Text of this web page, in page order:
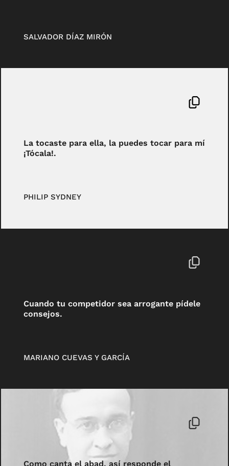
SALVADOR DÍAZ MIRÓN
La tocaste para ella, la puedes tocar para mí
¡Tócala!.
PHILIP SYDNEY
Cuando tu competidor sea arrogante pídele
consejos.
MARIANO CUEVAS Y GARCÍA
Como canta el abad, así responde el